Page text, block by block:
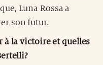
Luna Rossa a
son futur.
à la victoire et quelles